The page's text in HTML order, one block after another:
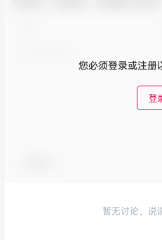
您必须登录或注册
登
暂无讨论，说